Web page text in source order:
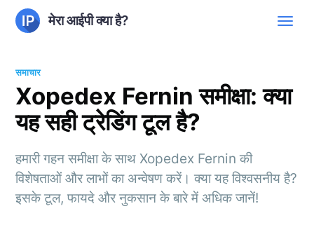
मेरा आईपी क्या है?
समाचार
Xopedex Fernin समीक्षा: क्या
यह सही ट्रेडिंग टूल है?
हमारी गहन समीक्षा के साथ Xopedex Fernin की
विशेषताओं और लाभों का अन्वेषण करें। क्या यह विश्वसनीय है?
इसके टूल, फायदे और नुकसान के बारे में अधिक जानें!